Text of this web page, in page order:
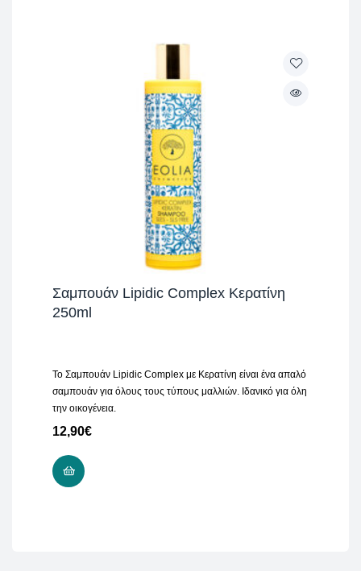
Σαμπουάν Lipidic Complex Κερατίνη
250ml
Το Σαμπουάν Lipidic Complex με Κερατίνη είναι ένα απαλό
σαμπουάν για όλους τους τύπους μαλλιών. Ιδανικό για όλη
την οικογένεια.
12,90€